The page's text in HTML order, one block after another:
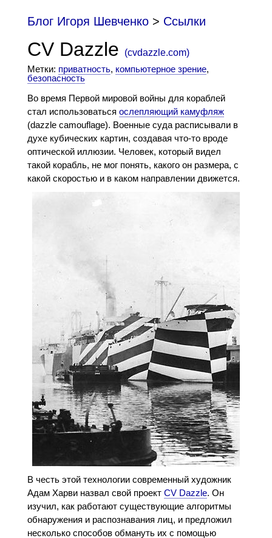
Блог Игоря Шевченко> Cсылки
CV Dazzle (cvdazzle.com)
Метки: приватность, компьютерное зрение,
безопасность
Во время Первой мировой войны для кораблей
стал использоваться ослепляющий камуфляж
(dazzle camouflage). Военные суда расписывали в
духе кубических картин, создавая что-то вроде
оптической иллюзии. Человек, который видел
такой корабль, не мог понять, какого он размера, с
какой скоростью и в каком направлении движется.
В честь этой технологии современный художник
Адам Харви назвал свой проект CV Dazzle. Он
изучил, как работают существующие алгоритмы
обнаружения и распознавания лиц, и предложил
несколько способов обмануть их с помощью